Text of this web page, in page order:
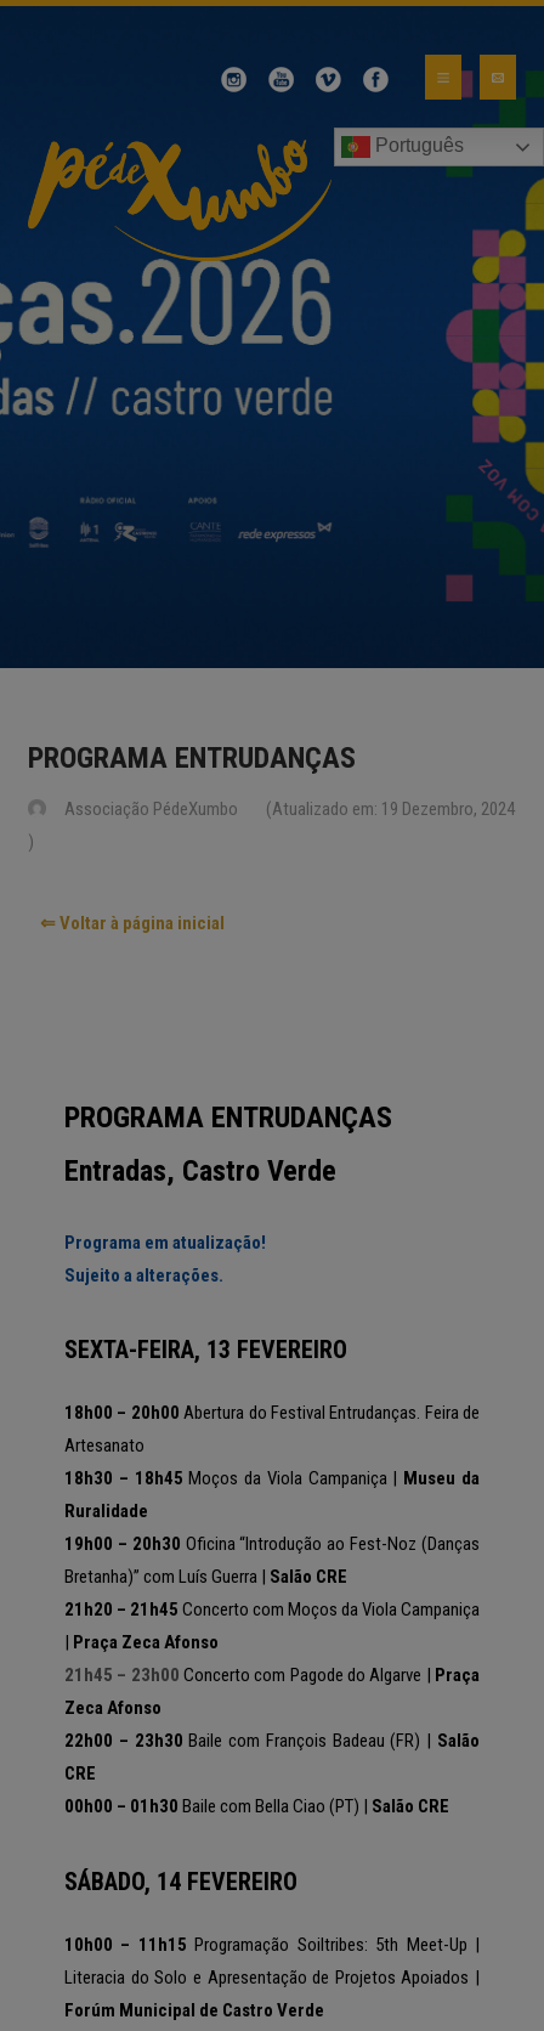
Português
PROGRAMA ENTRUDANÇAS
Associação PédeXumbo
(Atualizado em: 19 Dezembro, 2024
)
⇐ Voltar à página inicial
PROGRAMA ENTRUDANÇAS
Entradas, Castro Verde
Programa em atualização!
Sujeito a alterações.
SEXTA-FEIRA, 13 FEVEREIRO
18h00 – 20h00 Abertura do Festival Entrudanças. Feira de
Artesanato
18h30 – 18h45 Moços da Viola Campaniça |
Museu da
Ruralidade
19h00 – 20h30 Oficina “Introdução ao Fest-Noz (Danças
Bretanha)” com Luís Guerra |
Salão CRE
21h20 – 21h45 Concerto com Moços da Viola Campaniça
Praça Zeca Afonso
21h45 – 23h00 Concerto com Pagode do Algarve |
Praça
Zeca Afonso
22h00 – 23h30 Baile com François Badeau (FR) | Salão
CRE
00h00 – 01h30 Baile com Bella Ciao (PT) | Salão CRE
SÁBADO, 14 FEVEREIRO
10h00 – 11h15Programação Soiltribes: 5th Meet-Up |
Literacia do Solo e Apresentação de Projetos Apoiados |
Forúm Municipal de Castro Verde